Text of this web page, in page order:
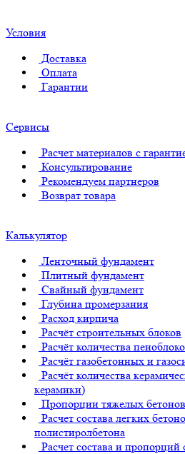
Условия
Доставка
Оплата
Гарантии
Сервисы
Расчет материалов с
Консультирование
Рекомендуем партнеров
Возврат товара
Калькулятор
Ленточный фундамент
Плитный фундамент
Свайный фундамент
Глубина промерзания
Расход кирпича
Расчёт строительных блоков
Расчёт количества
Расчёт газобетонных и
Расчёт количества
керамики)
Пропорции тяжелых бетонов
Расчет состава легких
полистиролбетона
Расчет состава и пропорций